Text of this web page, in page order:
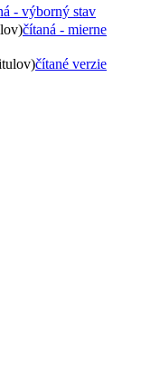
- výborný stav
čítaná - mierne
čítané verzie